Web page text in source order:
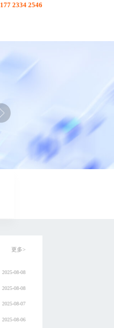
177 2334 2546
更多>
2025-08-08
2025-08-08
2025-08-07
2025-08-06